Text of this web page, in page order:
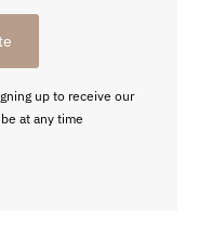
up to receive our
at any time